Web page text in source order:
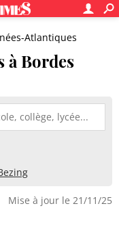
Atlantiques
à Bordes
Mise à jour le 21/11/25